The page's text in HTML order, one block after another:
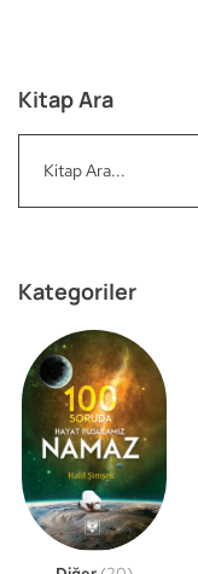
Kitap Ara
Kategoriler